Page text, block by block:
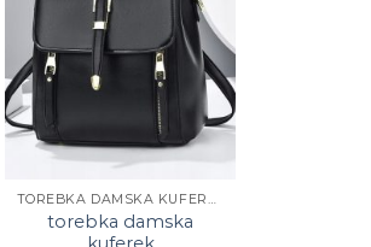
TOREBKA DAMSKA KUFEREK
torebka damska